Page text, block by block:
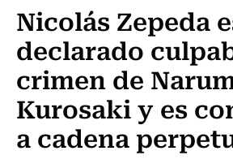
Nicolás Zepeda
declarado
crimen de
Kurosaki y es
a cadena